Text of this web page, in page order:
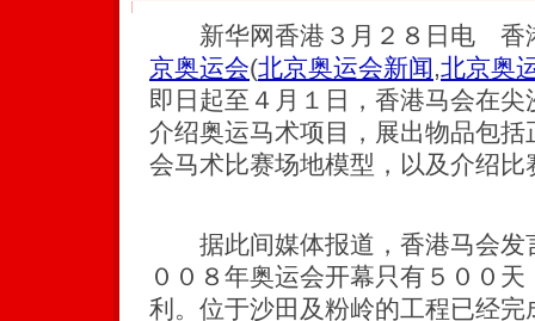
新华网香港３月２８日电 香
京奥运会(北京奥运会新闻,北京奥
即日起至４月１日，香港马会在
介绍奥运马术项目，展出物品包
会马术比赛场地模型，以及介绍比
据此间媒体报道，香港马会发
００８年奥运会开幕只有５００
利。位于沙田及粉岭的工程已经